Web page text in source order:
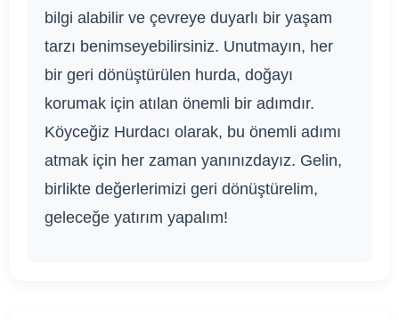
bilgi alabilir ve çevreye duyarlı bir yaşam
tarzı benimseyebilirsiniz. Unutmayın, her
bir geri dönüştürülen hurda, doğayı
korumak için atılan önemli bir adımdır.
Köyceğiz Hurdacı olarak, bu önemli adımı
atmak için her zaman yanınızdayız. Gelin,
birlikte değerlerimizi geri dönüştürelim,
geleceğe yatırım yapalım!